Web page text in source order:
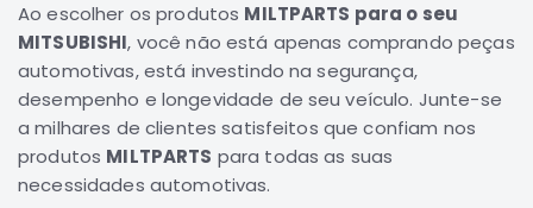
ECLIPSE
CROSS
Peças
Originais
Montadoras
Corola
Ao escolher os produtos MILTPARTS para o seu
MITSUBISHI, você não está apenas comprando peças
automotivas, está investindo na segurança,
desempenho e longevidade de seu veículo. Junte-se
a milhares de clientes satisfeitos que confiam nos
produtos MILTPARTS para todas as suas
necessidades automotivas.